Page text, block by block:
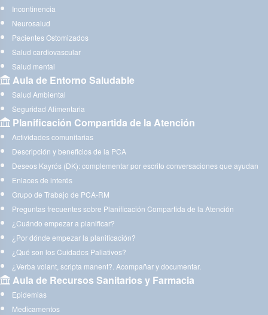
Incontinencia
Neurosalud
Pacientes Ostomizados
Salud cardiovascular
Salud mental
Aula de Entorno Saludable
Salud Ambiental
Seguridad Alimentaria
Planificación Compartida de la Atención
Actividades comunitarias
Descripción y beneficios de la PCA
Deseos Kayrós (DK): complementar por escrito conversaciones que ayudan
Enlaces de interés
Grupo de Trabajo de PCA-RM
Preguntas frecuentes sobre Planificación Compartida de la Atención
¿Cuándo empezar a planificar?
¿Por dónde empezar la planificación?
¿Qué son los Cuidados Paliativos?
¿Verba volant, scripta manent?. Acompañar y documentar.
Aula de Recursos Sanitarios y Farmacia
Epidemias
Medicamentos